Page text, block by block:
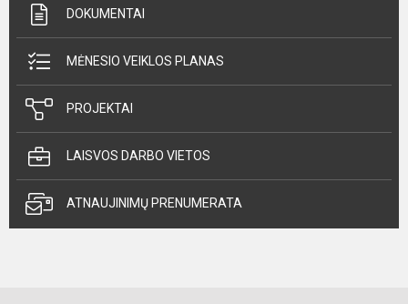
DOKUMENTAI
MĖNESIO VEIKLOS PLANAS
PROJEKTAI
LAISVOS DARBO VIETOS
ATNAUJINIMŲ PRENUMERATA